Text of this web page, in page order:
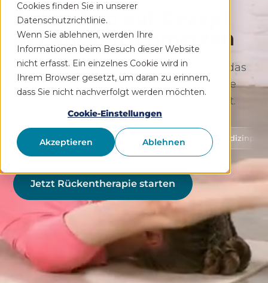
Cookies finden Sie in unserer
Datenschutzrichtlinie.
Wenn Sie ablehnen, werden Ihre
Informationen beim Besuch dieser Website
nicht erfasst. Ein einzelnes Cookie wird in
Ihrem Browser gesetzt, um daran zu erinnern,
dass Sie nicht nachverfolgt werden möchten.
Cookie-Einstellungen
Akzeptieren Ablehnen
Deine App auf Rezept
bei Rücken­schmerzen
Therapeutisches Training für zu Hause, das
sich flexibel deinem Alltag anpasst. Ohne
lange Wartezeiten, kostenfrei auf Rezept.
Schutz von Gesundheitsdaten Medizinprodukt
Jetzt Rückentherapie starten